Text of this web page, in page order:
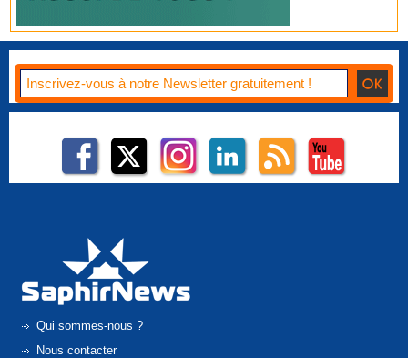
Qui sommes-nous ?
Nous contacter